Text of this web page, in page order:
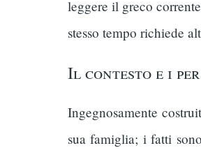
leggere il greco
stesso tempo richiede
Il contesto e i
Ingegnosamente
sua famiglia; i fatti